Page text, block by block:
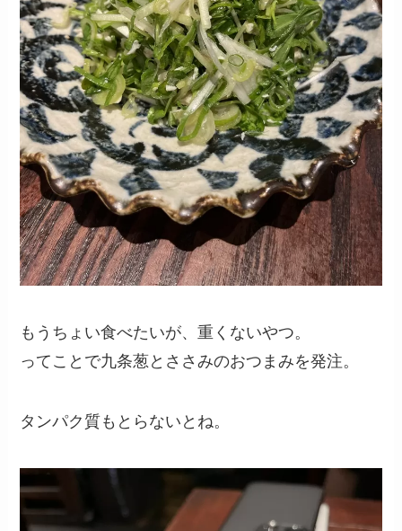
もうちょい食べたいが、重くないやつ。
ってことで九条葱とささみのおつまみを発注。
タンパク質もとらないとね。